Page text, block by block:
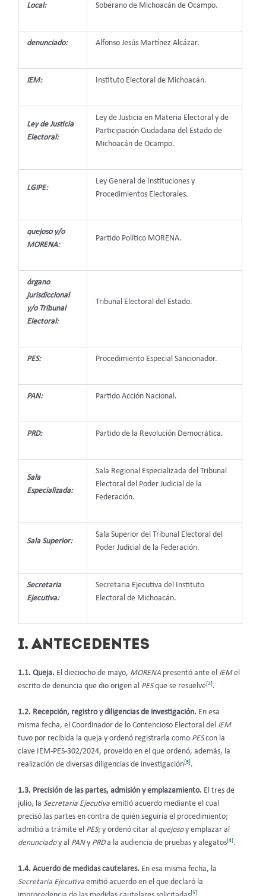
Local:
Soberano de Michoacán de Ocampo.
denunciado: Alfonso Jesús Martínez Alcázar.
IEM: Instituto Electoral de Michoacán.
Ley de Justicia
Electoral:
Ley de Justicia en Materia Electoral y de
Participación Ciudadana del Estado de
Michoacán de Ocampo.
LGIPE:
Ley General de Instituciones y
Procedimientos Electorales.
quejoso y/o
MORENA:
Partido Político MORENA.
órgano
jurisdiccional
y/o Tribunal
Electoral:
Tribunal Electoral del Estado.
PES: Procedimiento Especial Sancionador.
PAN: Partido Acción Nacional.
PRD: Partido de la Revolución Democrática.
Sala
Especializada:
Sala Regional Especializada del Tribunal
Electoral del Poder Judicial de la
Federación.
Sala Superior:
Sala Superior del Tribunal Electoral del
Poder Judicial de la Federación.
Secretaria
Ejecutiva:
Secretaria Ejecutiva del Instituto
Electoral de Michoacán.
I. ANTECEDENTES
1.1. Queja. El dieciocho de mayo, MORENA presentó ante el IEMel
escrito de denuncia que dio origen al PESque se resuelve[2].
1.2. Recepción, registro y diligencias de investigación. En esa
misma fecha, el Coordinador de lo Contencioso Electoral del IEM
tuvo por recibida la queja y ordenó registrarla como PEScon la
clave IEM-PES-302/2024, proveído en el que ordenó, además, la
realización de diversas diligencias de investigación[3].
1.3. Precisión de las partes, admisión y emplazamiento. El tres de
julio, la Secretaria Ejecutiva emitió acuerdo mediante el cual
precisó las partes en contra de quién seguiría el procedimiento;
admitió a trámite el PES; y ordenó citar al quejosoy emplazar al
denunciadoy al PANy PRDa la audiencia de pruebas y alegatos[4].
1.4. Acuerdo de medidas cautelares. En esa misma fecha, la
Secretaria Ejecutiva emitió acuerdo en el que declaró la
[5]